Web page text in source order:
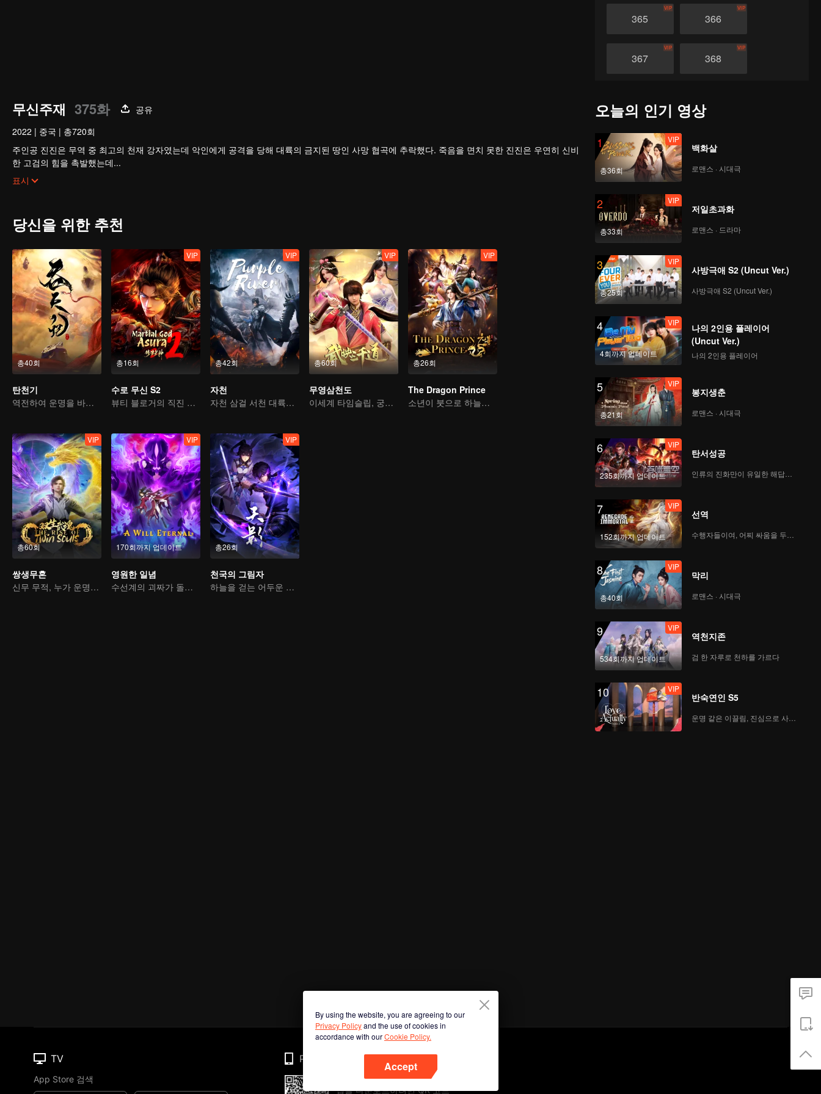
365
VIP
366
VIP
367
VIP
368
VIP
371
373
VIP
374
VIP
375
VIP
376
377
379
VIP
380
381
VIP
382
VIP
383
VIP
385
VIP
386
387
VIP
388
무신주재 375화
공유
2022 | 중국 | 총720회
주인공 진진은 무역 중 최고의 천재 강자였는데 악인에게 공격을 당해 대륙의 금지된 땅인 사망 협곡에 추락했다. 죽음을 면치 못한 진진은 우연히 신비
한 고검의 힘을 촉발했는데...
300년 후, 천무 대륙의 외딴곳에서, 동명이인 소년이 우연히 진진의 의지를 이어받았다.
옛날의 강자 신화를 되찾고, 사랑하는 모든 것을 지키기 위해 진진은 의연하게 천하 다섯 나라를 지키는 큰 임무를 짊어지고, 다시 한번 무도길을 밟았
표시
당신을 위한 추천
총40회
탄천기
역전하여 운명을 바꾸다, 서유기를 소재로 한 고전 선협물
총16회
VIP
수로 무신 S2
뷰티 블로거의 직진 본능: 복흑 소공작을 공략하다
총42회
VIP
자천
자천 삼걸 서천 대륙을 종횡하다
총60회
VIP
무영삼천도
이세계 타임슬립, 궁상맞은 사위가 되다
총26회
VIP
The Dragon Prince
소년이 붓으로 하늘을 가른다
총60회
VIP
쌍생무혼
신무 무적, 누가 운명을 지배하나
170회까지 업데이트
VIP
영원한 일념
수선계의 괴짜가 돌아왔다
총26회
VIP
천국의 그림자
하늘을 걷는 어두운 그림자, 혼을 불태워 마음을 지키다
오늘의 인기 영상
1
총36회
VIP
백화살
로맨스 · 시대극
2
총33회
VIP
저일초과화
로맨스 · 드라마
3
총25회
VIP
사방극애 S2 (Uncut Ver.)
사방극애 S2 (Uncut Ver.)
4
4회까지 업데이트
VIP
나의 2인용 플레이어
(Uncut Ver.)
나의 2인용 플레이어
5
총21회
VIP
봉지생춘
로맨스 · 시대극
6
235회까지 업데이트
VIP
탄서성공
인류의 진화만이 유일한 해답이다
7
152회까지 업데이트
VIP
선역
8
총40회
VIP
막리
로맨스 · 시대극
9
534회까지 업데이트
VIP
역천지존
검 한 자루로 천하를 가르다
10 VIP
반숙연인 S5
운명 같은 이끌림, 진심으로 사랑하다
By using the website, you are agreeing to our
Privacy Policyand the use of cookies in
accordance with ourCookie Policy.
Accept
TV
App Store 검색
Phone
앱을 다운로드하려면 QR 코드